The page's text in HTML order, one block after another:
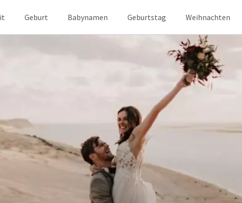
Geburt Babynamen Geburtstag Weihnachten